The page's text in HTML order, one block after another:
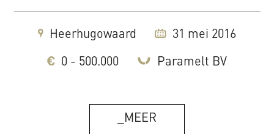
Heerhugowaard 31 mei 2016
0 - 500.000 Paramelt BV
_MEER